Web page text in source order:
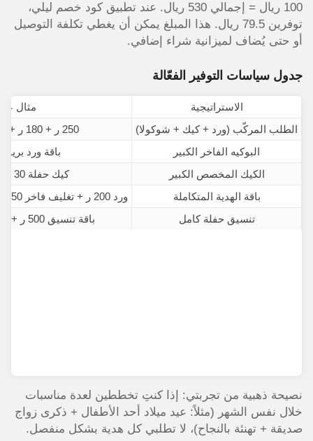
100 ريال = إجمالي 530 ريال. عند تطبيق كود خصم ليلي،
توفرين 79.5 ريال. هذا المبلغ يمكن أن يغطي تكلفة التوصيل
أو حتى يُضاف لميزانية شراء إضافي.
جدول سياسات التوفير الفعّالة
الاستراتيجية
مثال
الطلب المركّب (ورد + كيك + شوكولا)
250 ر + 180 ر + 100 ر = 530 ر
البوكيه الفاخر الكبير
باقة ورد بريميوم
الكيك المخصص الكبير
كيك حفلة 30 شخص 380 ر
باقة الهدية المتكاملة
ورد 200 ر + تغليف فاخر 50 ر + شوكولا 200 ر = 450 ر
تنسيق حفلة كامل
باقة تنسيق 500 ر + ورد 300 ر = 800 ر
نصيحة ذهبية من تجربتي: إذا كنتِ تخططين لعدة مناسبات
خلال نفس الشهر (مثلاً: عيد ميلاد أحد الأطفال + ذكرى زواج
صديقة + تهنئة بالنجاح)، لا تطلبي كل هدية بشكل منفصل.